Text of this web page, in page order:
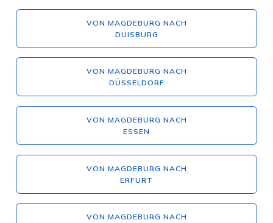
VON MAGDEBURG NACH
DUISBURG
VON MAGDEBURG NACH
DÜSSELDORF
VON MAGDEBURG NACH
ESSEN
VON MAGDEBURG NACH
ERFURT
VON MAGDEBURG NACH